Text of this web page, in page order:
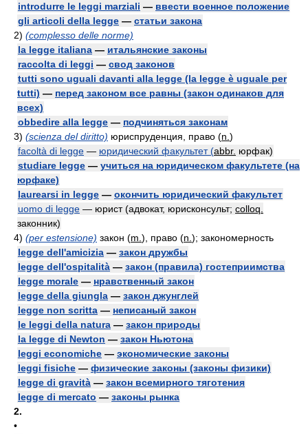
introdurre le leggi marziali — ввести военное положение
gli articoli della legge — статьи закона
2) (complesso delle norme)
la legge italiana — итальянские законы
raccolta di leggi — свод законов
tutti sono uguali davanti alla legge (la legge è uguale per
tutti) — перед законом все равны (закон одинаков для
всех)
obbedire alla legge — подчиняться законам
3) (scienza del diritto) юриспруденция, право (n. )
facoltà di legge — юридический факультет (abbr. юрфак)
studiare legge — учиться на юридическом факультете (на
юрфаке)
laurearsi in legge — окончить юридический факультет
uomo di legge — юрист (адвокат, юрисконсульт; colloq.
законник)
4) (per estensione) закон (m. ), право (n. ); закономерность
legge dell'amicizia — закон дружбы
legge dell'ospitalità — закон (правила) гостеприимства
legge morale — нравственный закон
legge della giungla — закон джунглей
legge non scritta — неписаный закон
le leggi della natura — закон природы
la legge di Newton — закон Ньютона
leggi economiche — экономические законы
leggi fisiche — физические законы (законы физики)
legge di gravità — закон всемирного тяготения
legge di mercato — законы рынка
2.
•